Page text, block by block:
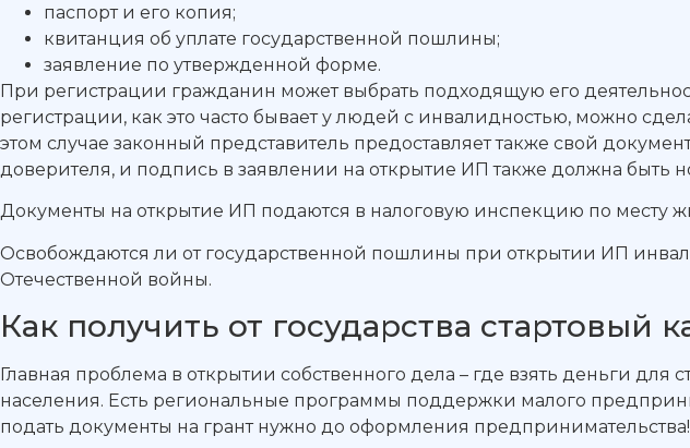
паспорт и его копия;
квитанция об уплате государственной пошлины;
заявление по утвержденной форме.
При регистрации гражданин может выбрать подходящую его
регистрации, как это часто бывает у людей с инвалидностью, можно
этом случае законный представитель предоставляет также свой
доверителя, и подпись в заявлении на открытие ИП также должна быть
Документы на открытие ИП подаются в налоговую инспекцию по месту
Освобождаются ли от государственной пошлины при открытии ИП
Отечественной войны.
Как получить от государства стартовый
Главная проблема в открытии собственного дела – где взять деньги для
населения. Есть региональные программы поддержки малого
подать документы на грант нужно до оформления предпринимательства!